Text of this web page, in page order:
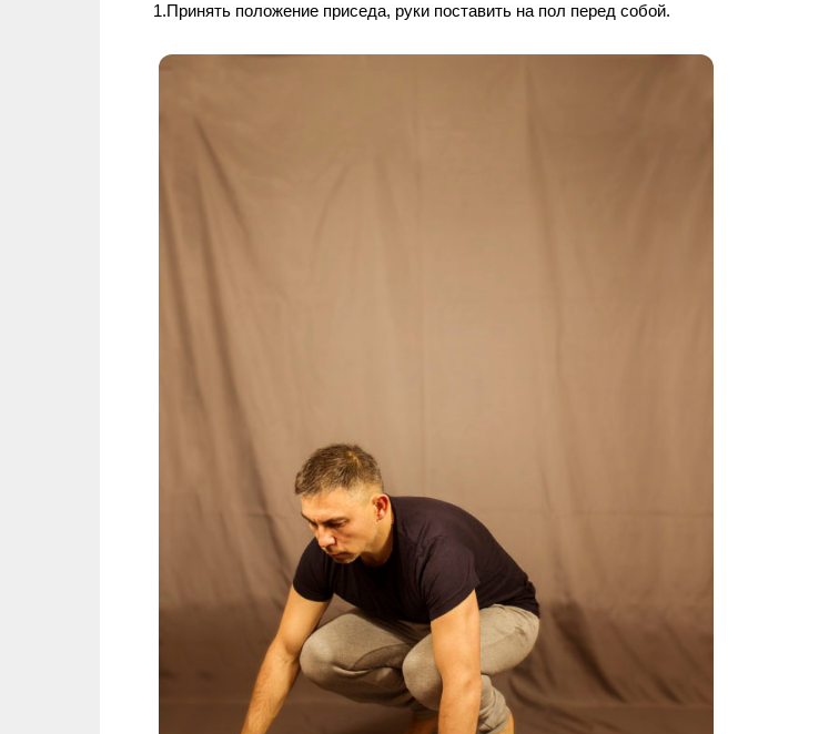
1.Принять положение приседа, руки поставить на пол перед собой.